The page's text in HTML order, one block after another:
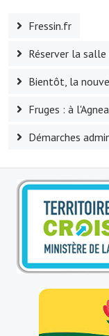
Georges Bernanos
Village d'art
Les sculptures du
Une église dans
Fressin, cité verte
Fressin, lauréat
Le sentier de
Les foulées
Le parcours cyclo
Acteurs du
Les étangs de
Fressin.fr
Réserver la salle
Bientôt, la
Fruges : à
Démarches